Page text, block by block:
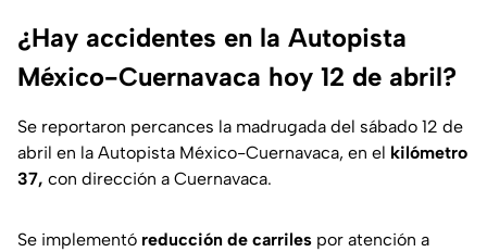
¿Hay accidentes en la Autopista
México-Cuernavaca hoy 12 de abril?
Se reportaron percances la madrugada del sábado 12 de
abril en la Autopista México-Cuernavaca, en el kilómetro
37, con dirección a Cuernavaca.
Se implementó reducción de carriles por atención a